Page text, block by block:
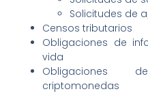
Solicitudes de
Censos tributarios
Obligaciones de
vida
Obligaciones
criptomonedas